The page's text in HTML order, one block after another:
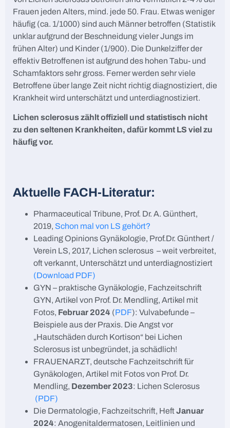
Frauen jeden Alters, mind. jede 50. Frau. Etwas weniger
häufig (ca. 1/1000) sind auch Männer betroffen (Statistik
unklar aufgrund der Beschneidung vieler Jungs im
frühen Alter) und Kinder (1/900). Die Dunkelziffer der
effektiv Betroffenen ist aufgrund des hohen Tabu- und
Schamfaktors sehr gross. Ferner werden sehr viele
Betroffene über lange Zeit nicht richtig diagnostiziert, die
Krankheit wird unterschätzt und unterdiagnostiziert.
Lichen sclerosus zählt offiziell und statistisch nicht
zu den seltenen Krankheiten, dafür kommt LS viel zu
häufig vor.
Aktuelle FACH-Literatur:
Pharmaceutical Tribune, Prof. Dr. A. Günthert,
2019, Schon mal von LS gehört?
Leading Opinions Gynäkologie, Prof.Dr. Günthert /
Verein LS, 2017, Lichen sclerosus – weit verbreitet,
oft verkannt, Unterschätzt und unterdiagnostiziert
(Download PDF)
GYN – praktische Gynäkologie, Fachzeitschrift
GYN, Artikel von Prof. Dr. Mendling, Artikel mit
Fotos, Februar 2024 (PDF): Vulvabefunde –
Beispiele aus der Praxis. Die Angst vor
„Hautschäden durch Kortison“ bei Lichen
Sclerosus ist unbegründet, ja schädlich!
FRAUENARZT, deutsche Fachzeitschrift für
Gynäkologen, Artikel mit Fotos von Prof. Dr.
Mendling, Dezember 2023: Lichen Sclerosus
(PDF)
Die Dermatologie, Fachzeitschrift, HeftJanuar
2024: Anogenitaldermatosen, Leitlinien und